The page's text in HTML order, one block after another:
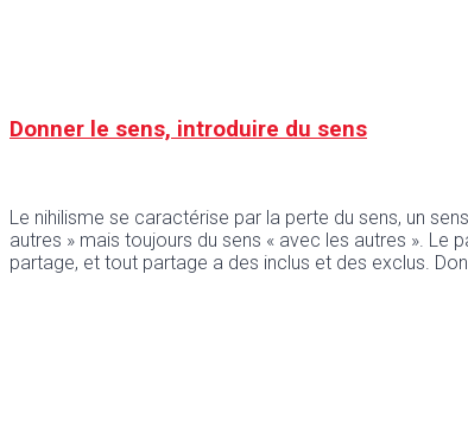
Donner le sens, introduire du sens
Le nihilisme se caractérise par la perte du sens, un
autres » mais toujours du sens « avec les autres ». Le
partage, et tout partage a des inclus et des exclus.